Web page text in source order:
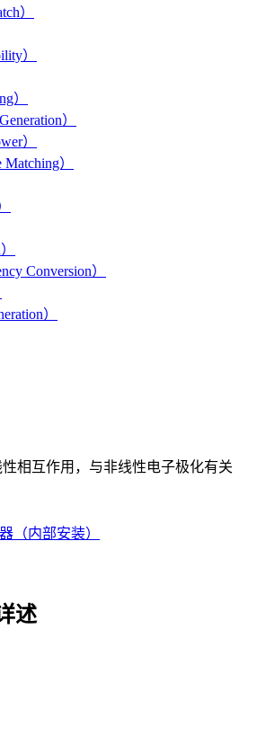
）
）
）
）
）
）
Conversion）
）
相互作用，与非线性电子极化有关
（内部安装）
述